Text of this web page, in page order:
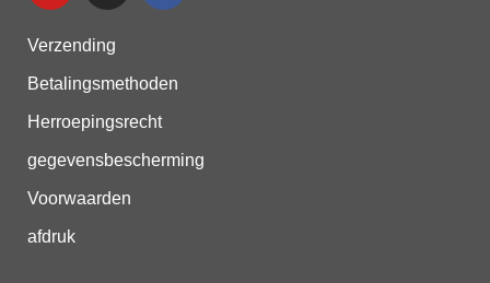
Verzending
Betalingsmethoden
Herroepingsrecht
gegevensbescherming
Voorwaarden
afdruk